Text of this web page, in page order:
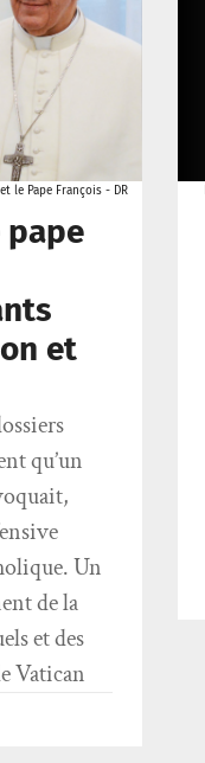
le Pape François - DR
pape
et
qu’un
Un
de la
et des
Vatican